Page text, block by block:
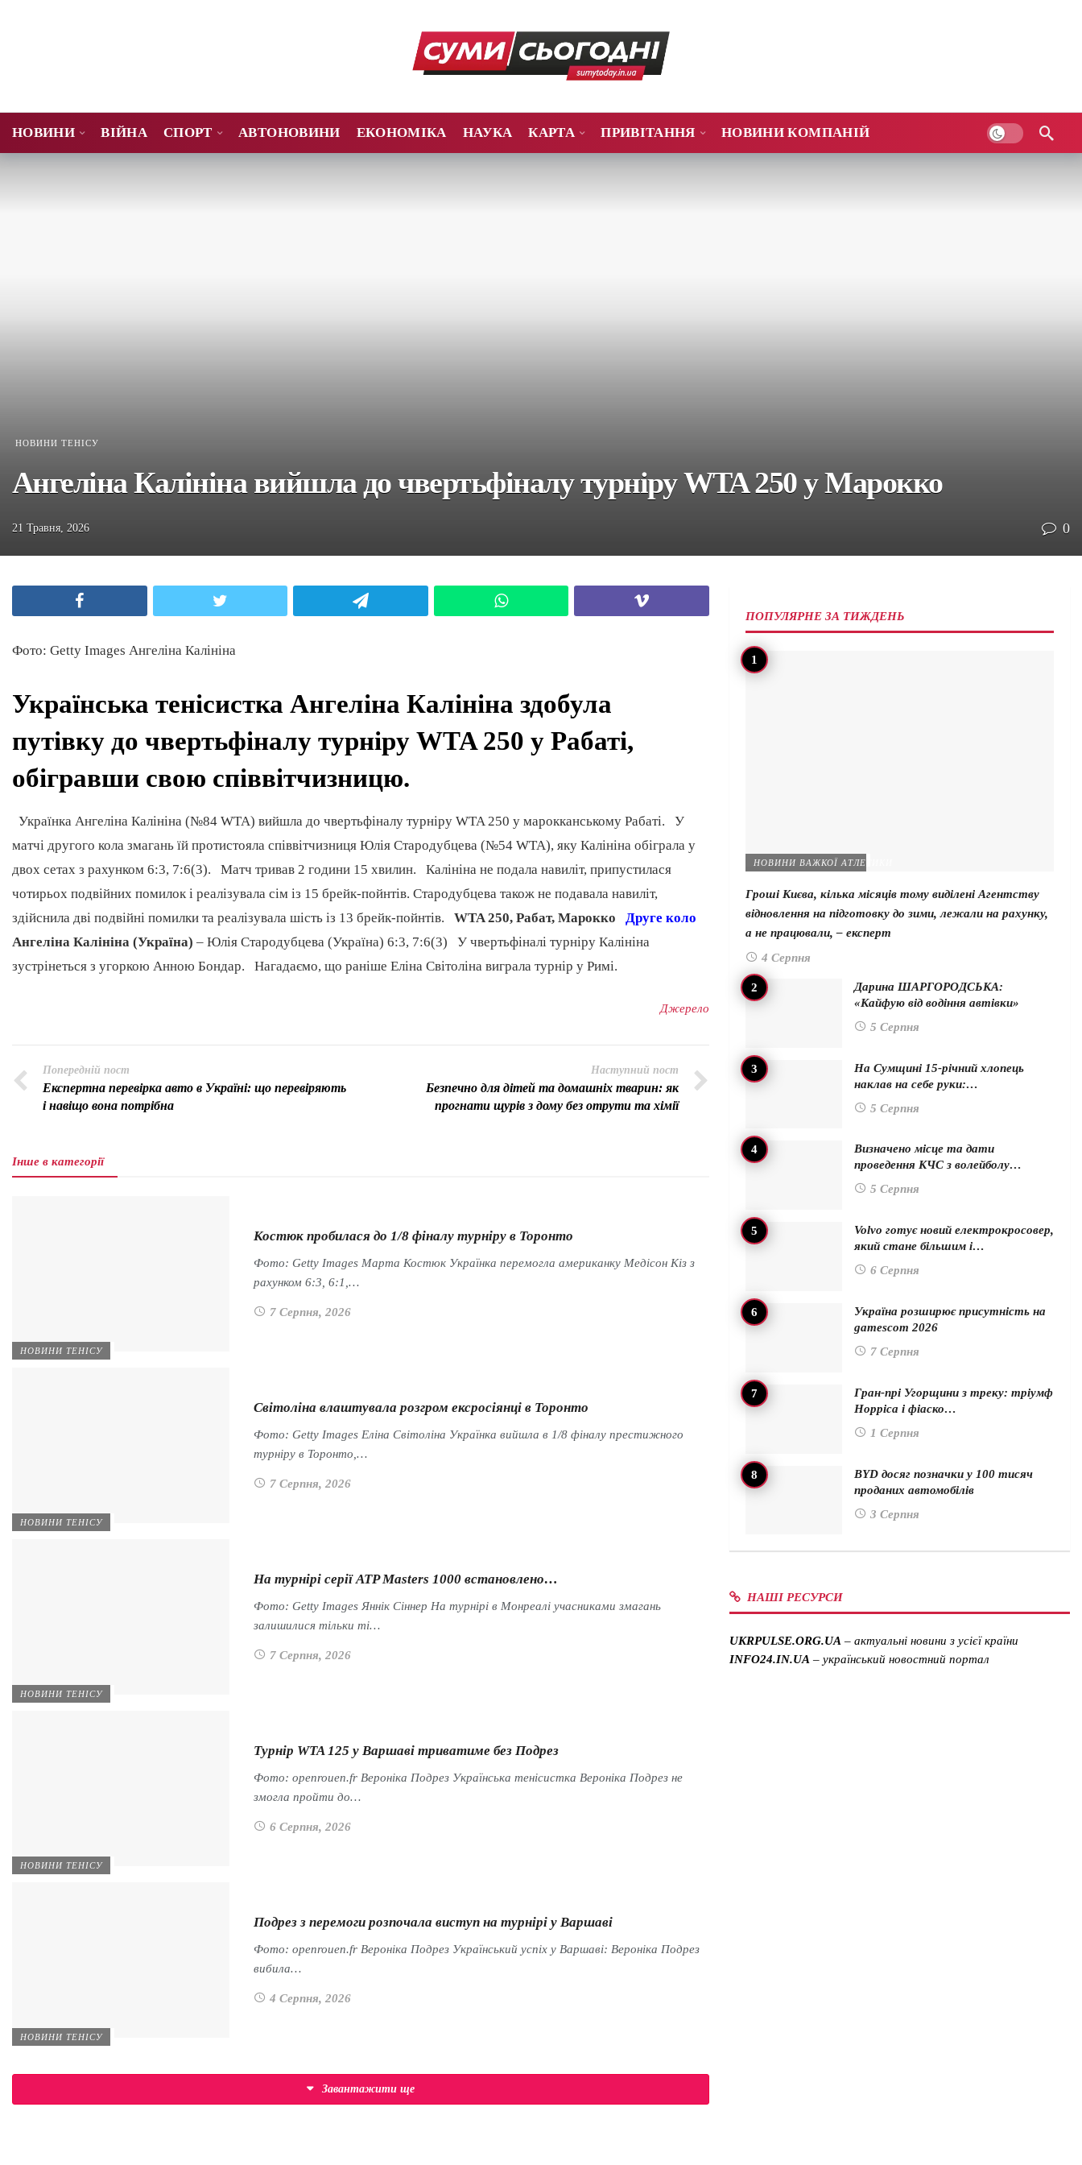
НОВИНИ ВІЙНА СПОРТ АВТОНОВИНИ ЕКОНОМІКА НАУКА КАРТА ПРИВІТАННЯ НОВИНИ КОМПАНІЙ
НОВИНИ ТЕНІСУ
Ангеліна Калініна вийшла до чвертьфіналу турніру WTA 250 у Марокко
21 Травня, 2026 0
Фото: Getty Images Ангеліна Калініна
Українська тенісистка Ангеліна Калініна здобула
путівку до чвертьфіналу турніру WTA 250 у Рабаті,
обігравши свою співвітчизницю.
Українка Ангеліна Калініна (№84 WTA) вийшла до чвертьфіналу турніру WTA 250 у марокканському Рабаті. У
матчі другого кола змагань їй протистояла співвітчизниця Юлія Стародубцева (№54 WTA), яку Калініна обіграла у
двох сетах з рахунком 6:3, 7:6(3). Матч тривав 2 години 15 хвилин. Калініна не подала навиліт, припустилася
чотирьох подвійних помилок і реалізувала сім із 15 брейк-пойнтів. Стародубцева також не подавала навиліт,
здійснила дві подвійні помилки та реалізувала шість із 13 брейк-пойнтів. WTA 250, Рабат, Марокко
Друге коло
Ангеліна Калініна (Україна) – Юлія Стародубцева (Україна) 6:3, 7:6(3) У чвертьфіналі турніру Калініна
зустрінеться з угоркою Анною Бондар. Нагадаємо, що раніше Еліна Світоліна виграла турнір у Римі.
Джерело
Попередній пост
Експертна перевірка авто в Україні: що перевіряють
і навіщо вона потрібна
Наступний пост
Безпечно для дітей та домашніх тварин: як
прогнати щурів з дому без отрути та хімії
Інше в категорії
НОВИНИ ТЕНІСУ
Костюк пробилася до 1/8 фіналу турніру в Торонто
Фото: Getty Images Марта Костюк Українка перемогла американку Медісон Кіз з
рахунком 6:3, 6:1,…
7 Серпня, 2026
НОВИНИ ТЕНІСУ
Світоліна влаштувала розгром ексросіянці в Торонто
Фото: Getty Images Еліна Світоліна Українка вийшла в 1/8 фіналу престижного
турніру в Торонто,…
7 Серпня, 2026
НОВИНИ ТЕНІСУ
На турнірі серії ATP Masters 1000 встановлено…
Фото: Getty Images Яннік Сіннер На турнірі в Монреалі учасниками змагань
залишилися тільки ті…
7 Серпня, 2026
НОВИНИ ТЕНІСУ
Турнір WTA 125 у Варшаві триватиме без Подрез
Фото: openrouen.fr Вероніка Подрез Українська тенісистка Вероніка Подрез не
змогла пройти до…
6 Серпня, 2026
НОВИНИ ТЕНІСУ
Подрез з перемоги розпочала виступ на турнірі у Варшаві
Фото: openrouen.fr Вероніка Подрез Український успіх у Варшаві: Вероніка Подрез
вибила…
4 Серпня, 2026
Завантажити ще
ПОПУЛЯРНЕ ЗА ТИЖДЕНЬ
НОВИНИ ВАЖКОЇ АТЛЕТИКИ
Гроші Києва, кілька місяців тому виділені Агентству
відновлення на підготовку до зими, лежали на рахунку,
а не працювали, – експерт
4 Серпня
Дарина ШАРГОРОДСЬКА:
«Кайфую від водіння автівки»
5 Серпня
На Сумщині 15-річний хлопець
наклав на себе руки:…
5 Серпня
Визначено місце та дати
проведення КЧС з волейболу…
5 Серпня
Volvo готує новий електрокросовер,
який стане більшим і…
6 Серпня
Україна розширює присутність на
gamescom 2026
7 Серпня
Гран-прі Угорщини з треку: тріумф
Норріса і фіаско…
1 Серпня
BYD досяг позначки у 100 тисяч
проданих автомобілів
3 Серпня
НАШІ РЕСУРСИ
UKRPULSE.ORG.UA – актуальні новини з усієї країни
INFO24.IN.UA – український новостний портал